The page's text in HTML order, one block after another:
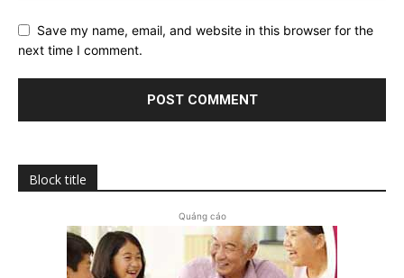
Save my name, email, and website in this browser for the
next time I comment.
Block title
Quảng cáo